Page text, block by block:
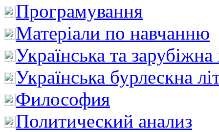
Програмування
Матеріали по навчанню
Українська та зарубіжна
Українська бурлескна
Философия
Политический анализ